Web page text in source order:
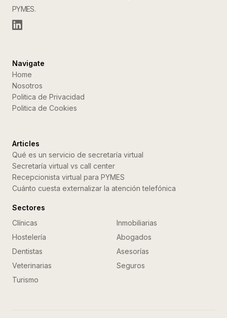
PYMES.
Navigate
Home
Nosotros
Politica de Privacidad
Politica de Cookies
Articles
Qué es un servicio de secretaría virtual
Secretaría virtual vs call center
Recepcionista virtual para PYMES
Cuánto cuesta externalizar la atención telefónica
Sectores
Clínicas
Inmobiliarias
Hostelería
Abogados
Dentistas
Asesorías
Veterinarias
Seguros
Turismo